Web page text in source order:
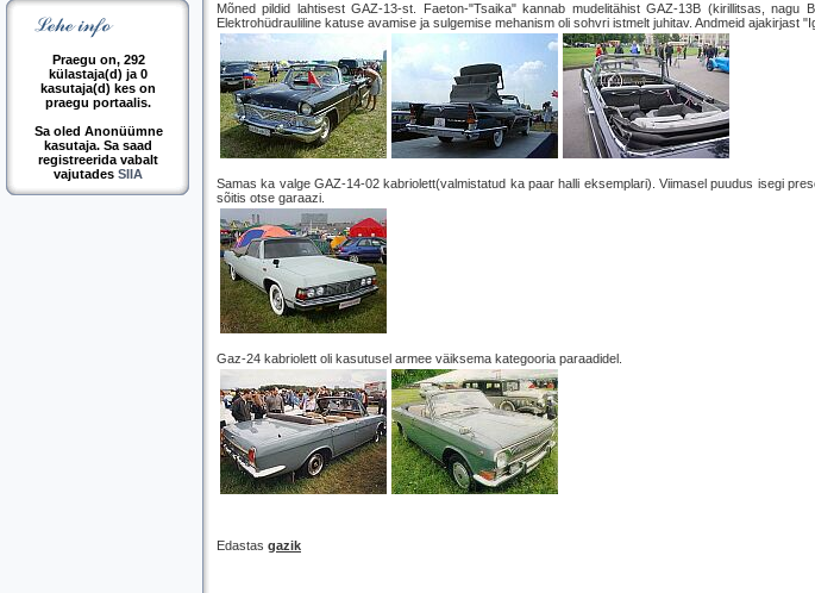
Praegu on, 292
külastaja(d) ja 0
kasutaja(d) kes on
praegu portaalis.
Sa oled Anonüümne
kasutaja. Sa saad
registreerida vabalt
vajutades SIIA
Mõned pildid lahtisest GAZ-13-st. Faeton-"Tsaika" kannab mudelitähist GAZ-13B (kirillitsas,
Elektrohüdrauliline katuse avamise ja sulgemise mehanism oli sohvri istmelt juhitav. Andmeid ajakirjast
Samas ka valge GAZ-14-02 kabriolett(valmistatud ka paar halli eksemplari). Viimasel puudus isegi
sõitis otse garaazi.
Gaz-24 kabriolett oli kasutusel armee väiksema kategooria paraadidel.
Edastas gazik